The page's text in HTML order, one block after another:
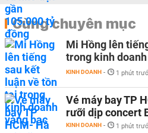
Cùng chuyên mục
Mi Hồng lên
trong kinh
KINH DOANH - 1 phút
Vé máy bay TP
rưỡi dịp concert
KINH DOANH - 1 phút